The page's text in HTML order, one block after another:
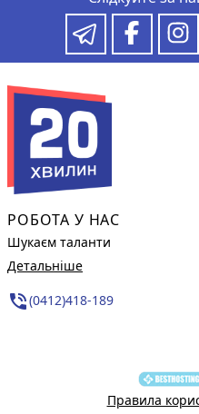
РОБОТА У НАС
Шукаєм таланти
Детальніше
phone_in_talk(0412)418-189
Правила